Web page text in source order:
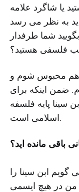
یا شاگرد علامه
به نظر می رسد
شما طرفدار
فلسفی هستید؟
محبوس شوم و
ضمن اینکه برای
سینا پایه فلسفه
اسلامی است.
باقی مانده اید؟
گویم ابن سینا را
من در هیچ ایسمی